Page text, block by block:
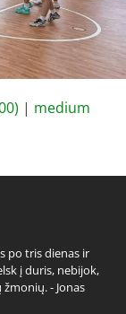
| medium
po tris dienas ir
į duris, nebijok,
- Jonas